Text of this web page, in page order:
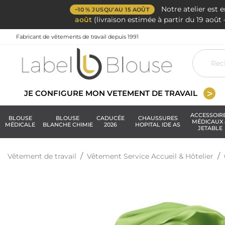
−10 % JUSQU'AU 15 AOÛT Notre atelier est
août (livraison estimée à partir du 19
Fabricant de vêtements de travail depuis 1991
JE CONFIGURE MON VETEMENT DE TRAVAIL
BLOUSE
MÉDICALE
BLOUSE
BLANCHE CHIMIE
CADUCÉE
2026
CHAUSSURES
HOPITAL IDE AS
MÉDICAUX
JETABLE
Vêtement de travail Vêtement Service Accueil & Hôtelier